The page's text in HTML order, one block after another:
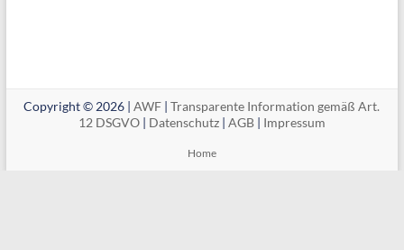
Copyright © 2026 |AWF |Transparente Information gemäß Art.
12 DSGVO| Datenschutz| AGB| Impressum
Home